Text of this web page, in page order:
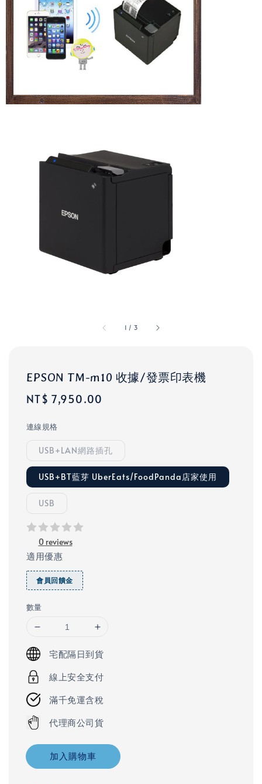
1 / 3
EPSON TM-m10 收據/發票印表機
Regular
NT$ 7,950.00
連線規格
USB+LAN網路插孔
USB+BT藍芽 UberEats/FoodPanda店家使用
USB
0 reviews
適用優惠
會員回饋金
數量
宅配隔日到貨
線上安全支付
滿千免運含稅
代理商公司貨
加入購物車